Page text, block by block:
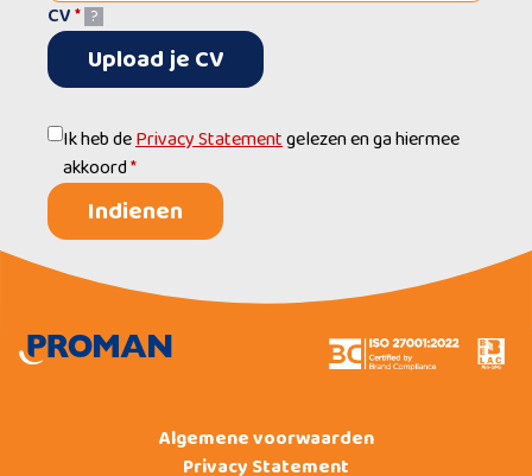
CV* ?
Upload je CV
Ik heb dePrivacy Statementgelezen en ga hiermee
akkoord*
Indienen
Algemene voorwaarden
Privacy Statement